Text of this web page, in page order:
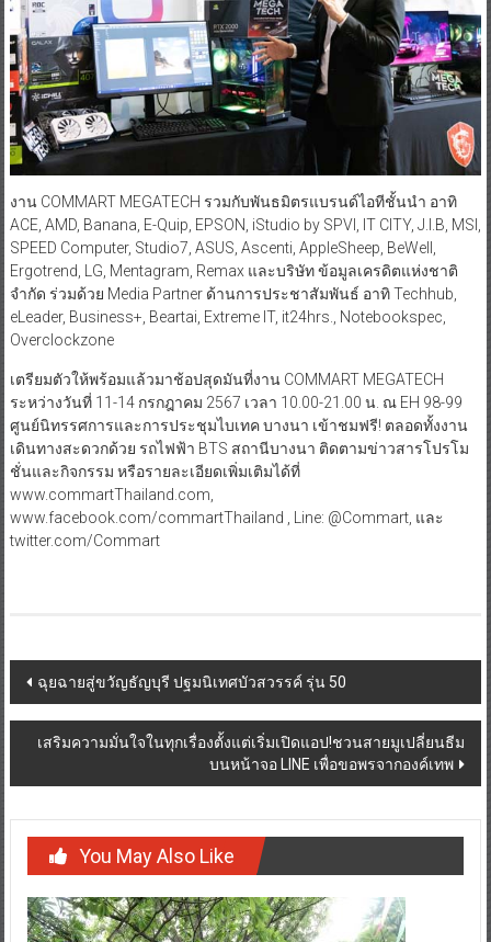
งาน COMMART MEGATECH รวมกับพันธมิตรแบรนด์ไอทีชั้นนำ อาทิ
ACE, AMD, Banana, E-Quip, EPSON, iStudio by SPVI, IT CITY, J.I.B, MSI,
SPEED Computer, Studio7, ASUS, Ascenti, AppleSheep, BeWell,
Ergotrend, LG, Mentagram, Remax และบริษัท ข้อมูลเครดิตแห่งชาติ
จำกัด ร่วมด้วย Media Partner ด้านการประชาสัมพันธ์ อาทิ Techhub,
eLeader, Business+, Beartai, Extreme IT, it24hrs., Notebookspec,
Overclockzone
เตรียมตัวให้พร้อมแล้วมาช้อปสุดมันที่งาน COMMART MEGATECH
ระหว่างวันที่ 11-14 กรกฎาคม 2567 เวลา 10.00-21.00 น. ณ EH 98-99
ศูนย์นิทรรศการและการประชุมไบเทค บางนา เข้าชมฟรี! ตลอดทั้งงาน
เดินทางสะดวกด้วย รถไฟฟ้า BTS สถานีบางนา ติดตามข่าวสารโปรโม
ชั่นและกิจกรรม หรือรายละเอียดเพิ่มเติมได้ที่
www.commartThailand.com,
www.facebook.com/commartThailand , Line: @Commart, และ
twitter.com/Commart
Post
navigation
ฉุยฉายสู่ขวัญธัญบุรี ปฐมนิเทศบัวสวรรค์ รุ่น 50
เสริมความมั่นใจในทุกเรื่องตั้งแต่เริ่มเปิดแอป!ชวนสายมูเปลี่ยนธีม
บนหน้าจอ LINE เพื่อขอพรจากองค์เทพ
You May Also Like